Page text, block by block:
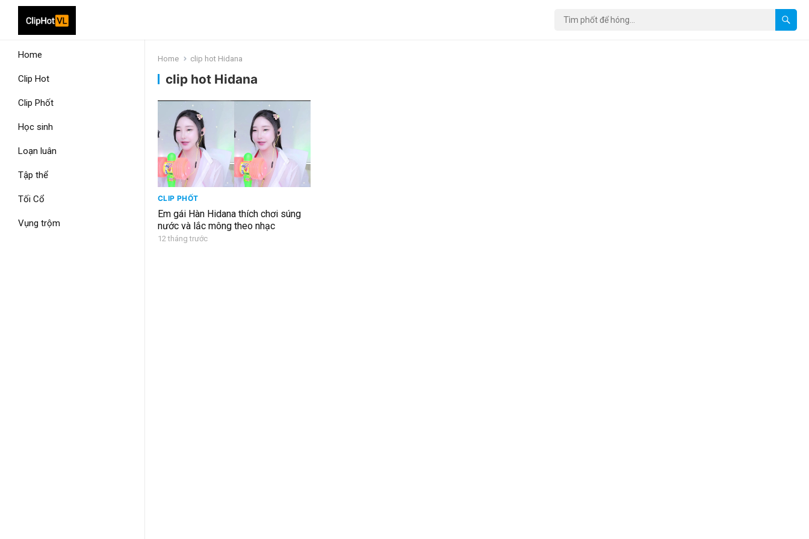
Home
Clip Hot
Clip Phốt
Học sinh
Loạn luân
Tập thể
Tối Cổ
Vụng trộm
Home clip hot Hidana
clip hot Hidana
CLIP PHỐT
Em gái Hàn Hidana thích chơi súng
nước và lắc mông theo nhạc
12 tháng trước